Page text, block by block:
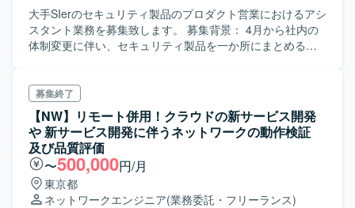
大手SIerのセキュリティ製品のプロダクト営業におけるアシ
スタント業務を募集致します。 募集背景： 4月から社内の
体制変更に伴い、セキュリティ製品を一か所にまとめる方
シスタントの人員が不足しているため、募集することなり
ました。
募集終了
【NW】リモート併用！クラウドの新サービス開発
や 新サービス開発に伴うネットワークの動作検証
及び品質評価
〜500,000円/月
東京都
ネットワークエンジニア(業務委託・フリーランス)